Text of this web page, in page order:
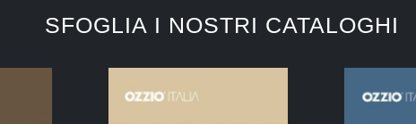
SFOGLIA I NOSTRI CATALOGHI